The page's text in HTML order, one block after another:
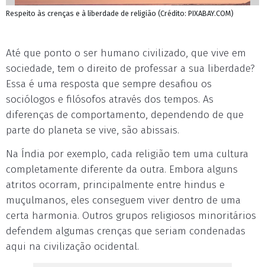
Respeito às crenças e à liberdade de religião (Crédito: PIXABAY.COM)
Até que ponto o ser humano civilizado, que vive em
sociedade, tem o direito de professar a sua liberdade?
Essa é uma resposta que sempre desafiou os
sociólogos e filósofos através dos tempos. As
diferenças de comportamento, dependendo de que
parte do planeta se vive, são abissais.
Na Índia por exemplo, cada religião tem uma cultura
completamente diferente da outra. Embora alguns
atritos ocorram, principalmente entre hindus e
muçulmanos, eles conseguem viver dentro de uma
certa harmonia. Outros grupos religiosos minoritários
defendem algumas crenças que seriam condenadas
aqui na civilização ocidental.